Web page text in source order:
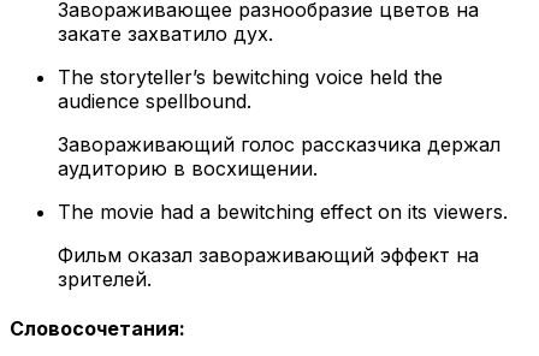
Завораживающее разнообразие цветов на
закате захватило дух.
The storyteller’s bewitching voice held the
audience spellbound.
Завораживающий голос рассказчика держал
аудиторию в восхищении.
The movie had a bewitching effect on its viewers.
Фильм оказал завораживающий эффект на
зрителей.
Словосочетания: